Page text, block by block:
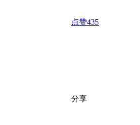
点赞435
分享